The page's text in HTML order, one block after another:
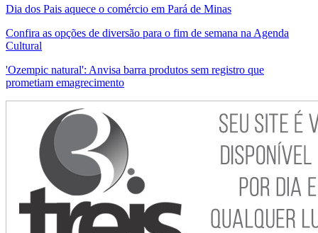
Dia dos Pais aquece o comércio em Pará de Minas
Confira as opções de diversão para o fim de semana na Agenda
Cultural
'Ozempic natural': Anvisa barra produtos sem registro que
prometiam emagrecimento